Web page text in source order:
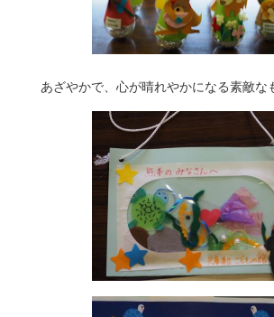
あざやかで、心が晴れやかになる素敵な